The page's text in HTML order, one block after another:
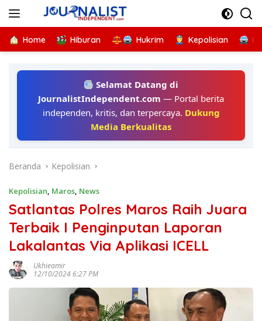
Home Hiburan Hukrim Kepolisian
Selamat Datang di
JournalistIndependent.com — Portal berita
independen, kritis, dan terpercaya. Dukung
Media Berkualitas
Beranda Kepolisian
Kepolisian, Maros, News
Satlantas Polres Maros Raih Juara
Terbaik I Penginputan Laporan
Lakalantas Via Aplikasi ICELL
Ukhieamir
12/10/2024 6:27 PM